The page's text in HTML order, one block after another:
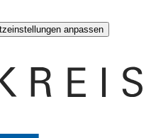
anpassen